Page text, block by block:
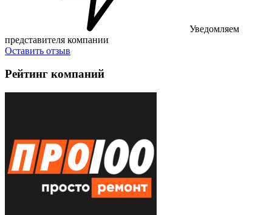
Уведомляем
представителя компании
Оставить отзыв
Рейтинг компаний